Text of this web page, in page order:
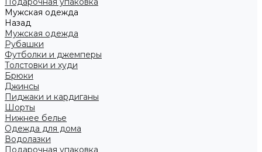
Мужская одежда
Назад
Мужская одежда
Рубашки
Футболки и джемперы
Толстовки и худи
Брюки
Джинсы
Пиджаки и кардиганы
Шорты
Нижнее белье
Одежда для дома
Водолазки
Подарочная упаковка